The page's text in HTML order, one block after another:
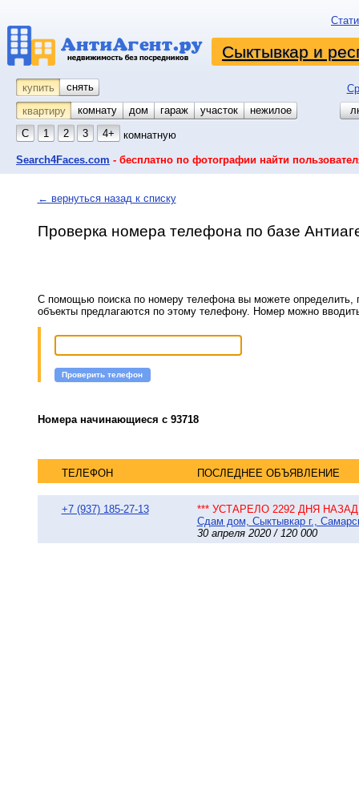
Сыктывкар и
купить снять
квартиру
комнату койко-место
дом гараж участок
нежилое
С
1 2 3 4+ комнатную
Search4Faces.com - бесплатно по фотографии найти
← вернуться назад к списку
Проверка номера телефона по базе
С помощью поиска по номеру телефона вы можете определить,
объекты предлагаются по этому телефону. Номер можно
Проверить телефон
Номера начинающиеся с 93718
ТЕЛЕФОН ПОСЛЕДНЕЕ ОБЪЯВЛЕНИЕ
+7 (937) 185-27-13
*** УСТАРЕЛО 2292 ДНЯ НАЗАД
Сдам дом, Сыктывкар г.,
30 апреля 2020 / 120 000